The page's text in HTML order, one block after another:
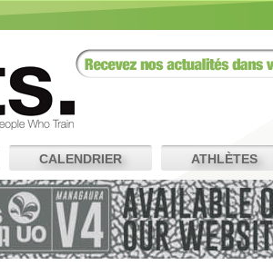
CALENDRIER ATHLÈTES